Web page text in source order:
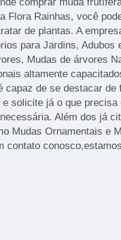
Flora Rainhas, você
de plantas. A
para Jardins,
Mudas de árvores
altamente
capaz de se destacar
e solicite já o que precisa
Além dos já
Mudas Ornamentais e
contato